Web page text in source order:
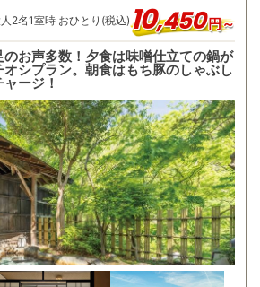
2名1室時 おひとり(税込)10,450円～
お声多数！夕食は味噌仕立ての鍋が
オシプラン。朝食はもち豚のしゃぶし
ージ！